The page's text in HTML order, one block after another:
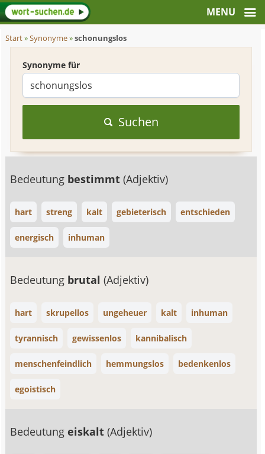
Start»Synonyme»schonungslos
Synonyme für
Suchen
Bedeutung bestimmt(Adjektiv)
hart streng kalt gebieterisch entschieden
energisch inhuman
Bedeutung brutal(Adjektiv)
hart skrupellos ungeheuer kalt inhuman
tyrannisch gewissenlos kannibalisch
menschenfeindlich hemmungslos bedenkenlos
egoistisch
Bedeutungeiskalt(Adjektiv)